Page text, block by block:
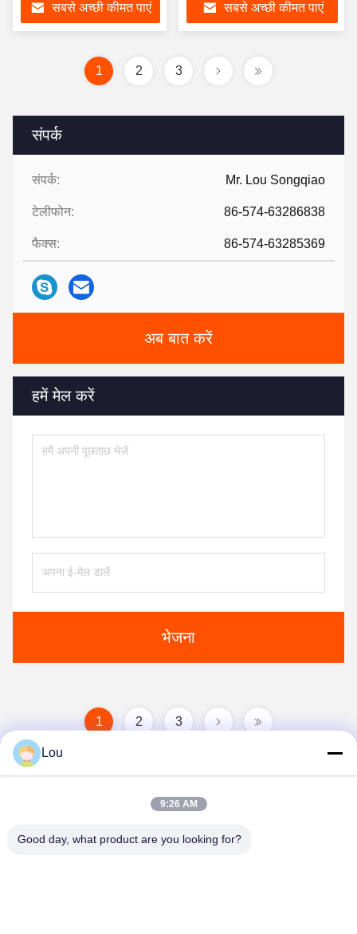
संपर्क
संपर्क: Mr. Lou Songqiao
टेलीफोन: 86-574-63286838
फैक्स: 86-574-63285369
अब बात करें
हमें मेल करें
भेजना
फिटिंग सबसे अच्छी कीमत पाएं सबसे अच्छी कीमत पाएं
1 2 3
1 2 3
Lou
9:26 AM
Good day, what product are you looking for?